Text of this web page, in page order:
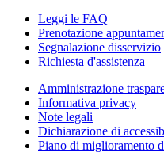
Leggi le FAQ
Prenotazione
Segnalazione disservizio
Richiesta d'assistenza
Amministrazione
Informativa privacy
Note legali
Dichiarazione di
Piano di miglioramento